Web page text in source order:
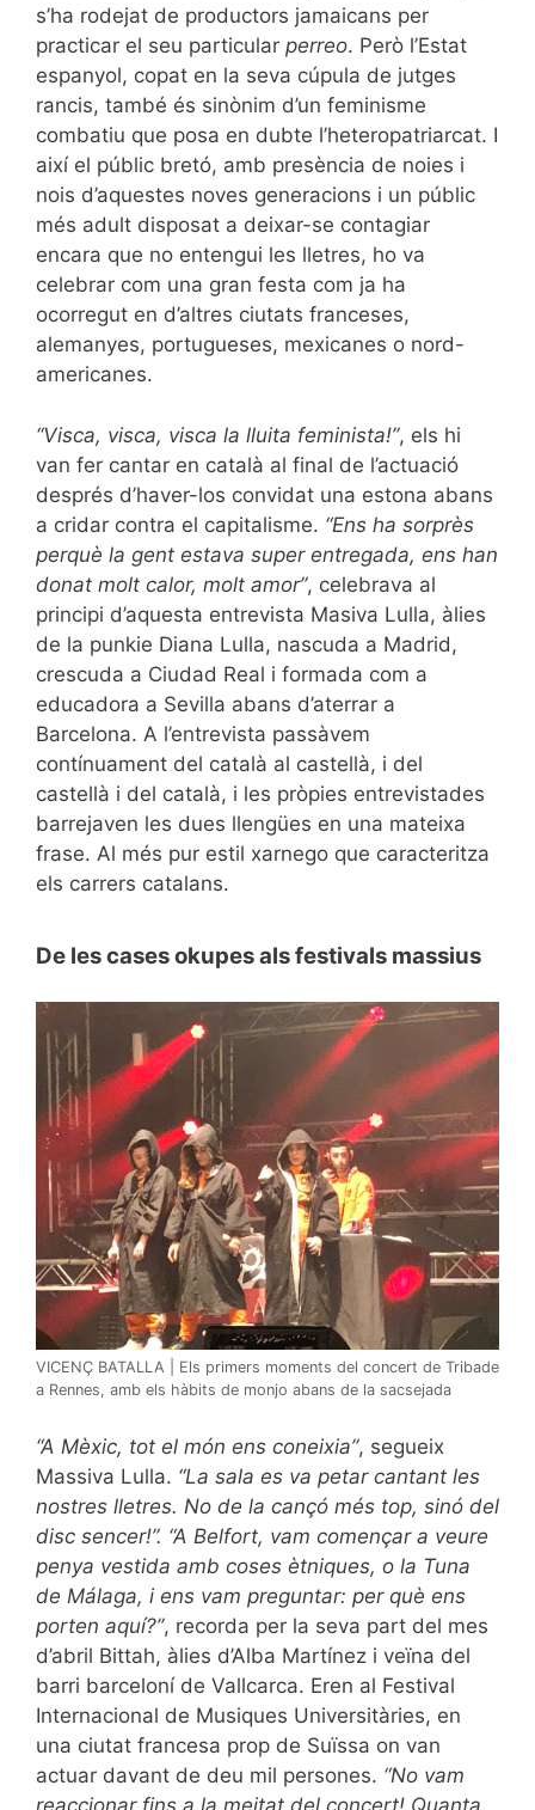
s’ha rodejat de productors jamaicans per
practicar el seu particular perreo. Però l’Estat
espanyol, copat en la seva cúpula de jutges
rancis, també és sinònim d’un feminisme
combatiu que posa en dubte l’heteropatriarcat. I
així el públic bretó, amb presència de noies i
nois d’aquestes noves generacions i un públic
més adult disposat a deixar-se contagiar
encara que no entengui les lletres, ho va
celebrar com una gran festa com ja ha
ocorregut en d’altres ciutats franceses,
alemanyes, portugueses, mexicanes o nord-
americanes.
“Visca, visca, visca la lluita feminista!”, els hi
van fer cantar en català al final de l’actuació
després d’haver-los convidat una estona abans
a cridar contra el capitalisme. “Ens ha sorprès
perquè la gent estava super entregada, ens han
donat molt calor, molt amor”, celebrava al
principi d’aquesta entrevista Masiva Lulla, àlies
de la punkie Diana Lulla, nascuda a Madrid ,
crescuda a Ciudad Real i formada com a
educadora a Sevilla abans d’aterrar a
Barcelona. A l’entrevista passàvem
contínuament del català al castellà, i del
castellà i del català, i les pròpies entrevistades
barrejaven les dues llengües en una mateixa
frase. Al més pur estil xarnego que caracteritza
els carrers catalans.
De les cases okupes als festivals massius
VICENÇ BATALLA | Els primers moments del concert de Tribade
a Rennes, amb els hàbits de monjo abans de la sacsejada
“A Mèxic, tot el món ens coneixia”, segueix
Massiva Lulla. “La sala es va petar cantant les
nostres lletres. No de la cançó més top, sinó del
disc sencer!”. “A Belfort, vam començar a veure
penya vestida amb coses ètniques, o la Tuna
de Málaga, i ens vam preguntar: per què ens
porten aquí?”, recorda per la seva part del mes
d’abril Bittah, àlies d’Alba Martínez i veïna del
barri barceloní de Vallcarca. Eren al Festival
Internacional de Musiques Universitàries, en
una ciutat francesa prop de Suïssa on van
actuar davant de deu mil persones. “No vam
reaccionar fins a la meitat del concert! Quanta